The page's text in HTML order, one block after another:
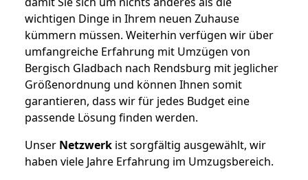
wichtigen Dinge in Ihrem neuen Zuhause
kümmern müssen. Weiterhin verfügen wir über
umfangreiche Erfahrung mit Umzügen von
Bergisch Gladbach nach Rendsburg mit jeglicher
Größenordnung und können Ihnen somit
garantieren, dass wir für jedes Budget eine
passende Lösung finden werden.
Unser Netzwerk ist sorgfältig ausgewählt, wir
haben viele Jahre Erfahrung im Umzugsbereich.